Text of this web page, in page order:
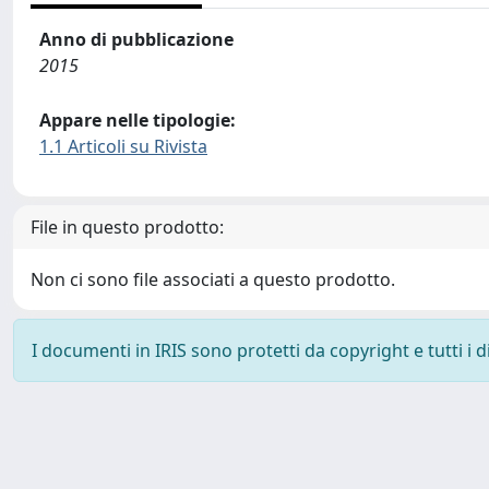
Anno di pubblicazione
2015
Appare nelle tipologie:
1.1 Articoli su Rivista
File in questo prodotto:
Non ci sono file associati a questo prodotto.
I documenti in IRIS sono protetti da copyright e tutti i